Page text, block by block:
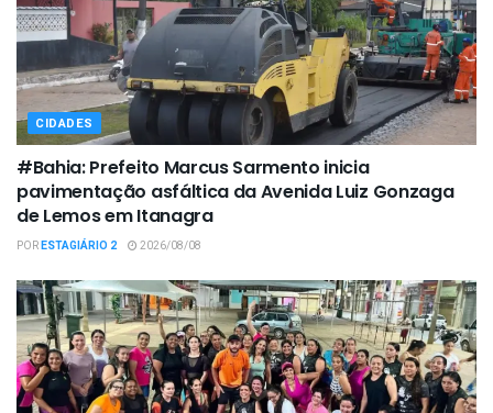
CIDADES
#Bahia: Prefeito Marcus Sarmento inicia
pavimentação asfáltica da Avenida Luiz Gonzaga
de Lemos em Itanagra
PORESTAGIÁRIO 2 2026/08/08